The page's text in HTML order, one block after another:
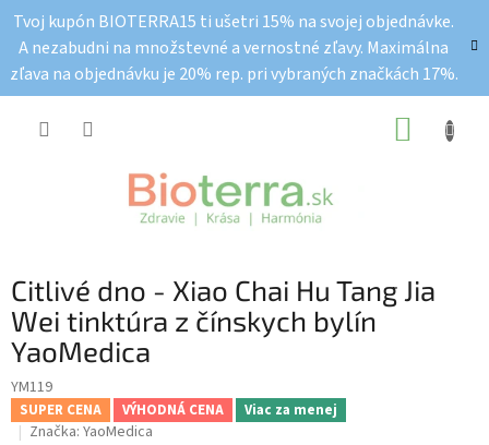
obsah
Tvoj kupón BIOTERRA15 ti ušetri 15% na svojej objednávke.
A nezabudni na množstevné a vernostné zľavy. Maximálna
zľava na objednávku je 20% rep. pri vybraných značkách 17%.
Citlivé dno - Xiao Chai Hu Tang Jia
Wei tinktúra z čínskych bylín
YaoMedica
YM119
SUPER CENA VÝHODNÁ CENA Viac za menej
Značka: YaoMedica